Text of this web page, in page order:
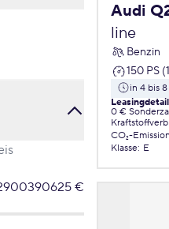
€
Audi
line
Benzin
150 PS
in 4 bis
0 €
CO₂-
Klasse: E